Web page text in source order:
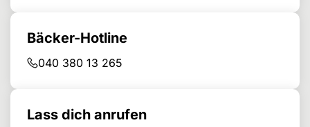
Bäcker-Hotline
040 380 13 265
Lass dich anrufen